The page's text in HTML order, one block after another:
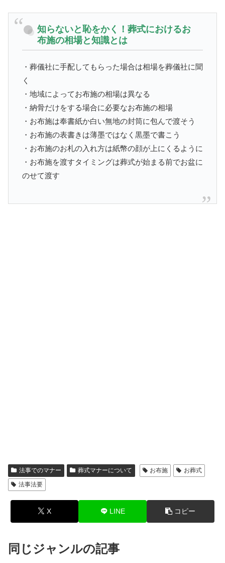
知らないと恥をかく！葬式におけるお
布施の相場と知識とは
・葬儀社に手配してもらった場合は相場を葬儀社に聞
く
・地域によってお布施の相場は異なる
・納骨だけをする場合に必要なお布施の相場
・お布施は奉書紙か白い無地の封筒に包んで渡そう
・お布施の表書きは薄墨ではなく黒墨で書こう
・お布施のお札の入れ方は紙幣の顔が上にくるように
・お布施を渡すタイミングは葬式が始まる前でお盆に
のせて渡す
法事でのマナー 葬式マナーについて お布施
お葬式
法事法要
X LINE コピー
同じジャンルの記事